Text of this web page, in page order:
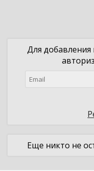
Для
Еще никто не